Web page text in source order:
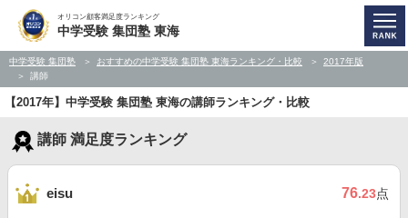
オリコン顧客満足度ランキング
中学受験 集団塾 東海
中学受験 集団塾 おすすめの中学受験 集団塾 東海ランキング・比較
2017年版
講師
【2017年】中学受験 集団塾 東海の講師ランキング・比較
講師 満足度ランキング
eisu 76.23点